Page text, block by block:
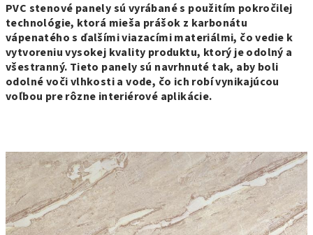
PVC stenové panely sú vyrábané s použitím pokročilej
technológie, ktorá mieša prášok z karbonátu
vápenatého s ďalšími viazacími materiálmi, čo vedie k
vytvoreniu vysokej kvality produktu, ktorý je odolný a
všestranný. Tieto panely sú navrhnuté tak, aby boli
odolné voči vlhkosti a vode, čo ich robí vynikajúcou
voľbou pre rôzne interiérové aplikácie.